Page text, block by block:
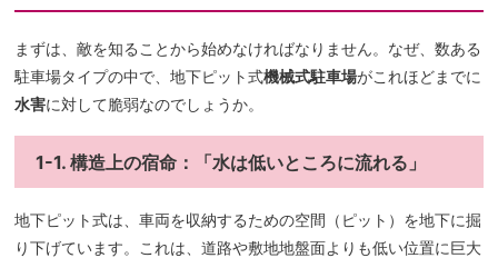
まずは、敵を知ることから始めなければなりません。なぜ、数ある
駐車場タイプの中で、地下ピット式機械式駐車場がこれほどまでに
水害に対して脆弱なのでしょうか。
1-1. 構造上の宿命：「水は低いところに流れる」
地下ピット式は、車両を収納するための空間（ピット）を地下に掘
り下げています。これは、道路や敷地地盤面よりも低い位置に巨大